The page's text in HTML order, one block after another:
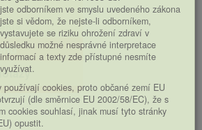
jste odborníkem ve smyslu uvedeného zákona
jste si vědom, že nejste-li odborníkem,
vystavujete se riziku ohrožení zdraví v
důsledku možné nesprávné interpretace
informací a texty zde přístupné nesmíte
využívat.
používají cookies, proto občané zemí EU
(dle směrnice EU 2002/58/EC), že s
cookies souhlasí, jinak musí tyto stránky
opustit.